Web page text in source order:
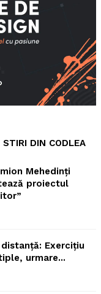
STIRI DIN CODLEA
Mehedinți
proiectul
Exercițiu
urmare...